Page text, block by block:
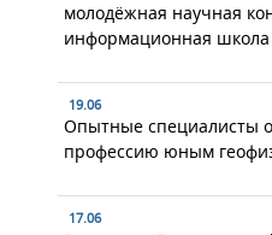
молодёжная научная
информационная школа
19.06
Опытные специалисты
профессию юным
17.06